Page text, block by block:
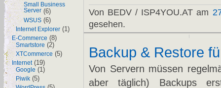
Small Business
Server (6)
WSUS (6)
Internet Explorer (1)
E-Commerce (8)
Smartstore (2)
XTCommerce (5)
Internet(19)
Google (1)
Piwik (5)
Von BEDV / ISP4YOU.AT am
gesehen.
Backup & Restore
Von Servern müssen
aber täglich) Backups